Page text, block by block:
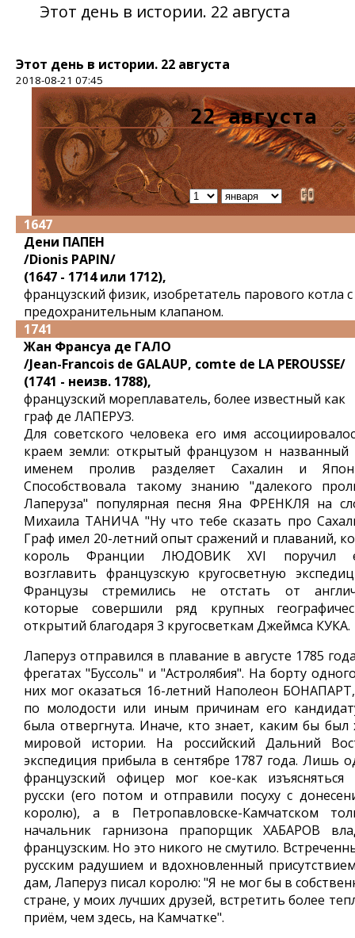
Этот день в истории. 22 августа
Этот день в истории. 22 августа
2018-08-21 07:45
22 августа
1647
Дени ПАПЕН
/Dionis PAPIN/
(1647 - 1714 или 1712),
французский физик, изобретатель парового котла с
предохранительным клапаном.
1741
Жан Франсуа де ГАЛО
/Jean-Francois de GALAUP, comte de LA PEROUSSE/
(1741 - неизв. 1788),
французский мореплаватель, более известный как
граф де ЛАПЕРУЗ.
Для советского человека его имя
краем земли: открытый французом н названный
именем пролив разделяет Сахалин и
Способствовала такому знанию "далекого
Лаперуза" популярная песня Яна ФРЕНКЛЯ на
Михаила ТАНИЧА "Ну что тебе сказать про
Граф имел 20-летний опыт сражений и плаваний,
король Франции ЛЮДОВИК XVI поручил
возглавить французскую кругосветную
Французы стремились не отстать от
которые совершили ряд крупных
открытий благодаря 3 кругосветкам Джеймса КУКА.
Лаперуз отправился в плавание в августе 1785
фрегатах "Буссоль" и "Астролябия". На борту
них мог оказаться 16-летний Наполеон
по молодости или иным причинам его
была отвергнута. Иначе, кто знает, каким бы был
мировой истории. На российский Дальний
экспедиция прибыла в сентябре 1787 года. Лишь
французский офицер мог кое-как изъясняться
русски (его потом и отправили посуху с
королю), а в Петропавловске-Камчатском
начальник гарнизона прапорщик ХАБАРОВ
французским. Но это никого не смутило.
русским радушием и вдохновленный
дам, Лаперуз писал королю: "Я не мог бы в
стране, у моих лучших друзей, встретить более
приём, чем здесь, на Камчатке".